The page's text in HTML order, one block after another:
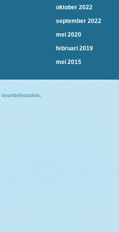
oktober 2022
september 2022
mei 2020
februari 2019
mei 2015
voorbehouden.